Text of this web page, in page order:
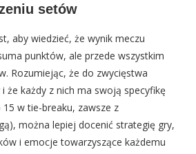
setów
aby wiedzieć, że wynik meczu
punktów, ale przede wszystkim
Rozumiejąc, że do zwycięstwa
że każdy z nich ma swoją specyfikę
w tie-breaku, zawsze z
można lepiej docenić strategię gry,
i emocje towarzyszące każdemu